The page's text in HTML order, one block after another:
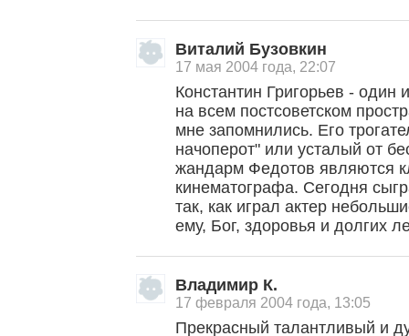
Виталий Бузовкин
17 мая 2004 года, 22:07
Константин Григорьев - один
на всем постсоветском
мне запомнились. Его
начоперот" или усталый от
жандарм Федотов являются
кинематографа. Сегодня
так, как играл актер
ему, Бог, здоровья и долгих
Владимир К.
17 февраля 2004 года, 13:05
Прекрасный талантливый и
, поделитесь своим мнением